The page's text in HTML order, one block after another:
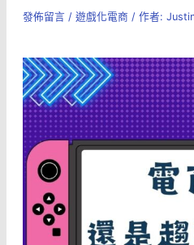
發佈留言 / 遊戲化電商 / 作者: